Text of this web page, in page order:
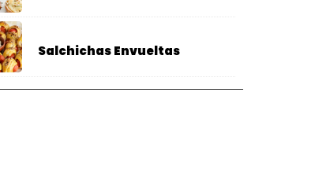
Salchichas Envueltas